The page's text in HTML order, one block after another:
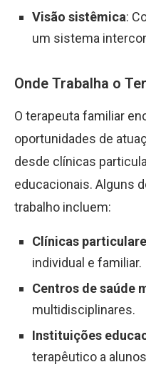
Visão sistêmica:
um sistema
Onde Trabalha o
O terapeuta familiar
oportunidades de
desde clínicas
educacionais. Alguns
trabalho incluem:
Clínicas
individual e familiar.
Centros de saúde
multidisciplinares.
Instituições
terapêutico a